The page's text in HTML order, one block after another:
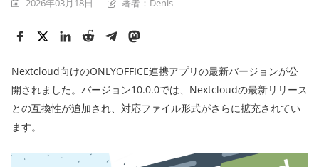
2026年03月18日 著者：Denis
Nextcloud向けのONLYOFFICE連携アプリの最新バージョンが公
開されました。バージョン10.0.0では、Nextcloudの最新リリース
との互換性が追加され、対応ファイル形式がさらに拡充されてい
ます。